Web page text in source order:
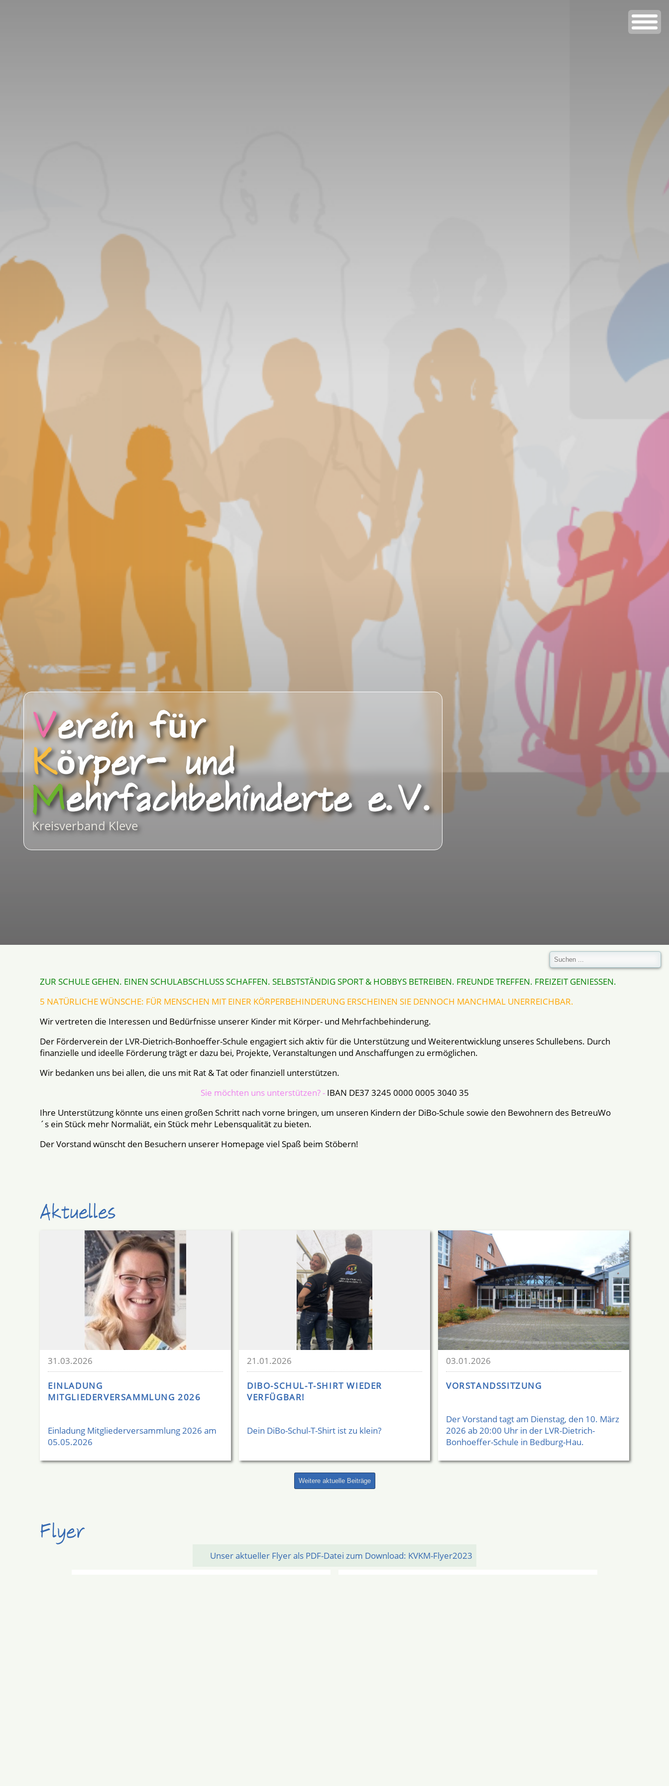
Verein für
Körper- und
Mehrfachbehinderte e.V.
Kreisverband Kleve
ZUR SCHULE GEHEN. EINEN SCHULABSCHLUSS SCHAFFEN. SELBSTSTÄNDIG SPORT & HOBBYS BETREIBEN. FREUNDE TREFFEN. FREIZEIT GENIESSEN.
5 NATÜRLICHE WÜNSCHE: FÜR MENSCHEN MIT EINER KÖRPERBEHINDERUNG ERSCHEINEN SIE DENNOCH MANCHMAL UNERREICHBAR.
Wir vertreten die Interessen und Bedürfnisse unserer Kinder mit Körper- und Mehrfachbehinderung.
Der Förderverein der LVR-Dietrich-Bonhoeffer-Schule engagiert sich aktiv für die Unterstützung und Weiterentwicklung unseres Schullebens. Durch
finanzielle und ideelle Förderung trägt er dazu bei, Projekte, Veranstaltungen und Anschaffungen zu ermöglichen.
Wir bedanken uns bei allen, die uns mit Rat & Tat oder finanziell unterstützen.
Sie möchten uns unterstützen? - IBAN DE37 3245 0000 0005 3040 35
Ihre Unterstützung könnte uns einen großen Schritt nach vorne bringen, um unseren Kindern der DiBo-Schule sowie den Bewohnern des BetreuWo
´s ein Stück mehr Normaliät, ein Stück mehr Lebensqualität zu bieten.
Der Vorstand wünscht den Besuchern unserer Homepage viel Spaß beim Stöbern!
Aktuelles
31.03.2026
EINLADUNG
MITGLIEDERVERSAMMLUNG 2026
Einladung Mitgliederversammlung 2026 am
05.05.2026
21.01.2026
DIBO-SCHUL-T-SHIRT WIEDER
VERFÜGBAR!
Dein DiBo-Schul-T-Shirt ist zu klein?
03.01.2026
VORSTANDSSITZUNG
Der Vorstand tagt am Dienstag, den 10. März
2026 ab 20:00 Uhr in der LVR-Dietrich-
Bonhoeffer-Schule in Bedburg-Hau.
Weitere aktuelle Beiträge
Flyer
Unser aktueller Flyer als PDF-Datei zum Download: KVKM-Flyer2023